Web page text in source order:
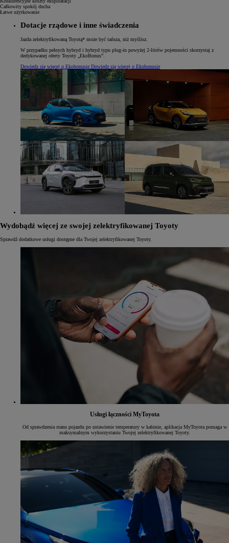
Całkowity spokój ducha
Łatwe użytkowanie
Dotacje rządowe i inne świadczenia
Jazda zelektryfikowaną Toyotą* może być tańsza, niż myślisz.
W przypadku pełnych hybryd i hybryd typu plug-in powyżej 2-litrów pojemności skorzystaj z
dedykowanej oferty Toyoty „EkoBonus”.
Dowiedz się więcej o Ekobonusie Dowiedz się więcej o Ekobonusie
Wydobądź więcej ze swojej zelektryfikowanej Toyoty
Sprawdź dodatkowe usługi dostępne dla Twojej zelektryfikowanej Toyoty.
Usługi łączności MyToyota
Od sprawdzenia stanu pojazdu po ustawienie temperatury w kabinie, aplikacja MyToyota pomaga w
maksymalnym wykorzystaniu Twojej zelektryfikowanej Toyoty.